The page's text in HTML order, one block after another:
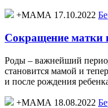
+МАМА 17.10.2022
Сокращение матки
Роды – важнейший
становится мамой и
и после рождения
+МАМА 18.08.2022